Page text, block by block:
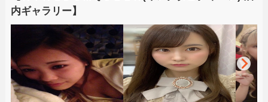
内ギャラリー】